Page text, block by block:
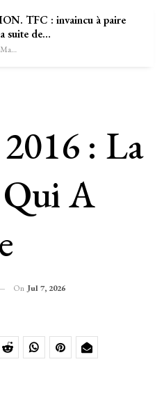
TFC : invaincu à paire
suite de…
Sébastien-Étienne Marechal
: La
Qui A
On Jul 7, 2026